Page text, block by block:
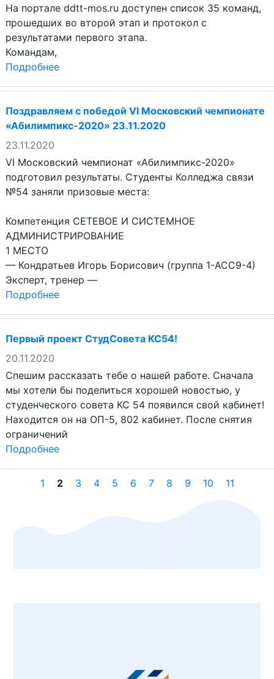
На портале ddtt-mos.ru доступен список 35 команд,
прошедших во второй этап и протокол с
результатами первого этапа.
Командам,
Подробнее
Поздравляем с победой VI Московский чемпионате
«Абилимпикс-2020» 23.11.2020
23.11.2020
VI Московский чемпионат «Абилимпикс-2020»
подготовил результаты. Студенты Колледжа связи
№54 заняли призовые места:
Компетенция СЕТЕВОЕ И СИСТЕМНОЕ
АДМИНИСТРИРОВАНИЕ
1 МЕСТО
— Кондратьев Игорь Борисович (группа 1-АСС9-4)
Эксперт, тренер —
Подробнее
Первый проект СтудСовета КС54!
20.11.2020
Спешим рассказать тебе о нашей работе. Сначала
мы хотели бы поделиться хорошей новостью, у
студенческого совета КС 54 появился свой кабинет!
Находится он на ОП-5, 802 кабинет. После снятия
ограничений
Подробнее
1 2 3 4 5 6 7 8 9 10 11